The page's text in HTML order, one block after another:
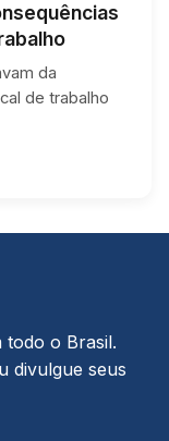
da
de trabalho
todo o Brasil.
divulgue seus